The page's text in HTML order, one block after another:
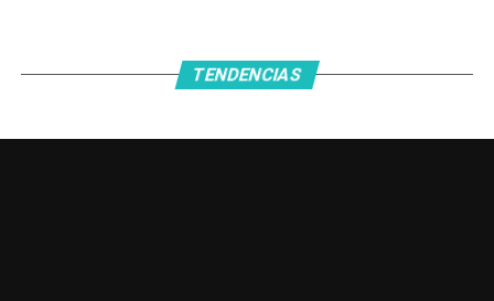
Pardo, Maximiliano Padilla y Damián Adín; Francisco
Romero, Gastón Bottino, Nahuel Cainelli y Nicolás
Acuña.
TENDENCIAS